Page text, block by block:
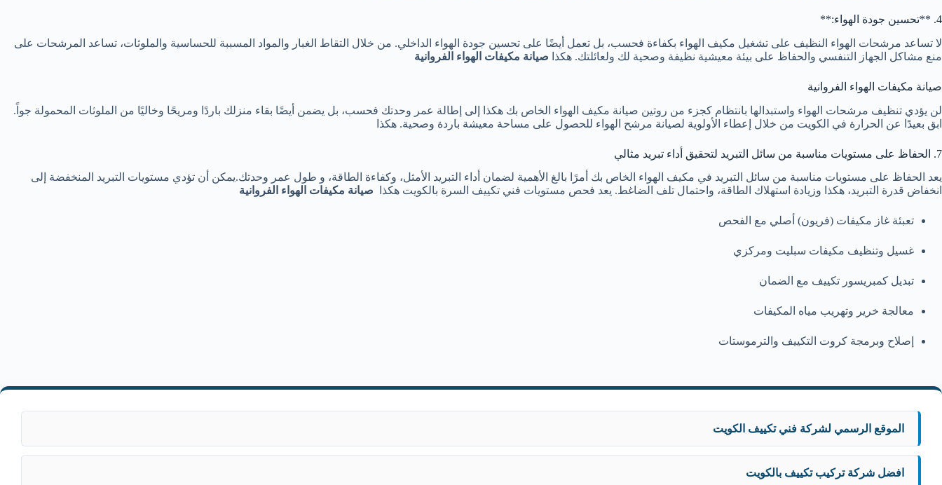
4. **تحسين جودة الهواء:**
لا تساعد مرشحات الهواء النظيف على تشغيل مكيف الهواء بكفاءة فحسب، بل تعمل أيضًا على تحسين جودة الهواء الداخلي. من خلال التقاط الغبار والمواد المسببة للحساسية والملوثات، تساعد المرشحات على
منع مشاكل الجهاز التنفسي والحفاظ على بيئة معيشية نظيفة وصحية لك ولعائلتك. هكذا صيانة مكيفات الهواء الفروانية
صيانة مكيفات الهواء الفروانية
لن يؤدي تنظيف مرشحات الهواء واستبدالها بانتظام كجزء من روتين صيانة مكيف الهواء الخاص بك هكذا إلى إطالة عمر وحدتك فحسب، بل يضمن أيضًا بقاء منزلك باردًا ومريحًا وخاليًا من الملوثات المحمولة جواً.
ابق بعيدًا عن الحرارة في الكويت من خلال إعطاء الأولوية لصيانة مرشح الهواء للحصول على مساحة معيشة باردة وصحية. هكذا
7. الحفاظ على مستويات مناسبة من سائل التبريد لتحقيق أداء تبريد مثالي
يعد الحفاظ على مستويات مناسبة من سائل التبريد في مكيف الهواء الخاص بك أمرًا بالغ الأهمية لضمان أداء التبريد الأمثل، وكفاءة الطاقة، و طول عمر وحدتك.يمكن أن تؤدي مستويات التبريد المنخفضة إلى
انخفاض قدرة التبريد، هكذا وزيادة استهلاك الطاقة، واحتمال تلف الضاغط. يعد فحص مستويات فني تكييف السرة بالكويت هكذا صيانة مكيفات الهواء الفروانية
تعبئة غاز مكيفات (فريون) أصلي مع الفحص
غسيل وتنظيف مكيفات سبليت ومركزي
تبديل كمبريسور تكييف مع الضمان
معالجة خرير وتهريب مياه المكيفات
إصلاح وبرمجة كروت التكييف والترموستات
الموقع الرسمي لشركة فني تكييف الكويت
افضل شركة تركيب تكييف بالكويت